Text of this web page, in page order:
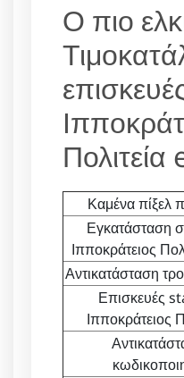
Ο πιο
Πολιτεία
Καμένα πίξελ
Εγκατάσταση
Ιπποκράτειος
Αντικατάσταση
Επισκευές
Ιπποκράτειος